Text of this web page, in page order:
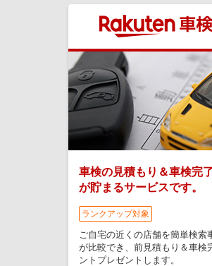
車検の見積もり＆車検完
が貯まるサービスです。
ランクアップ対象
ご自宅の近くの店舗を簡単検索
が比較でき、前見積もり＆車検
ントプレゼントします。